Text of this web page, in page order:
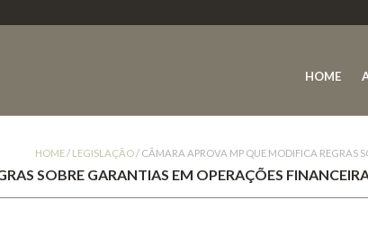
HOME
HOME/ LEGISLAÇÃO/ CÂMARA APROVA MP QUE MODIFICA REGRAS
SOBRE GARANTIAS EM OPERAÇÕES